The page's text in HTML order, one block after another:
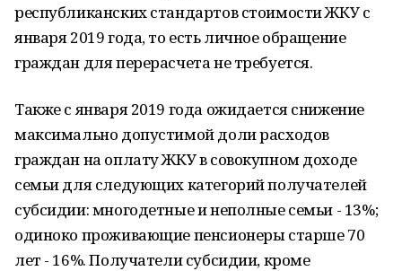
республиканских стандартов стоимости ЖКУ с
января 2019 года, то есть личное обращение
граждан для перерасчета не требуется.
Также с января 2019 года ожидается снижение
максимально допустимой доли расходов
граждан на оплату ЖКУ в совокупном доходе
семьи для следующих категорий получателей
субсидии: многодетные и неполные семьи - 13%;
одиноко проживающие пенсионеры старше 70
лет - 16%. Получатели субсидии, кроме